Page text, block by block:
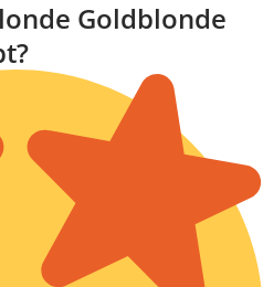
Goldblonde